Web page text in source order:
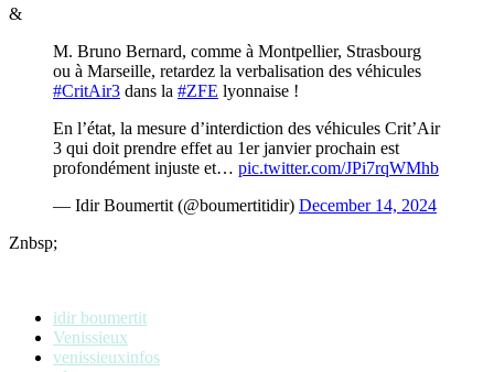
&
M. Bruno Bernard, comme à Montpellier, Strasbourg
ou à Marseille, retardez la verbalisation des véhicules
#CritAir3 dans la #ZFE lyonnaise !
En l’état, la mesure d’interdiction des véhicules Crit’Air
3 qui doit prendre effet au 1er janvier prochain est
profondément injuste et… pic.twitter.com/JPi7rqWMhb
— Idir Boumertit (@boumertitidir) December 14, 2024
Znbsp;
idir boumertit
Venissieux
venissieuxinfos